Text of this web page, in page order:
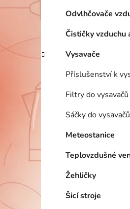
Odvlhčovače
Čističky vzduchu
Vysavače
Příslušenství k
Filtry do vysavačů
Sáčky do vysavačů
Meteostanice
Teplovzdušné
Žehličky
Šicí stroje